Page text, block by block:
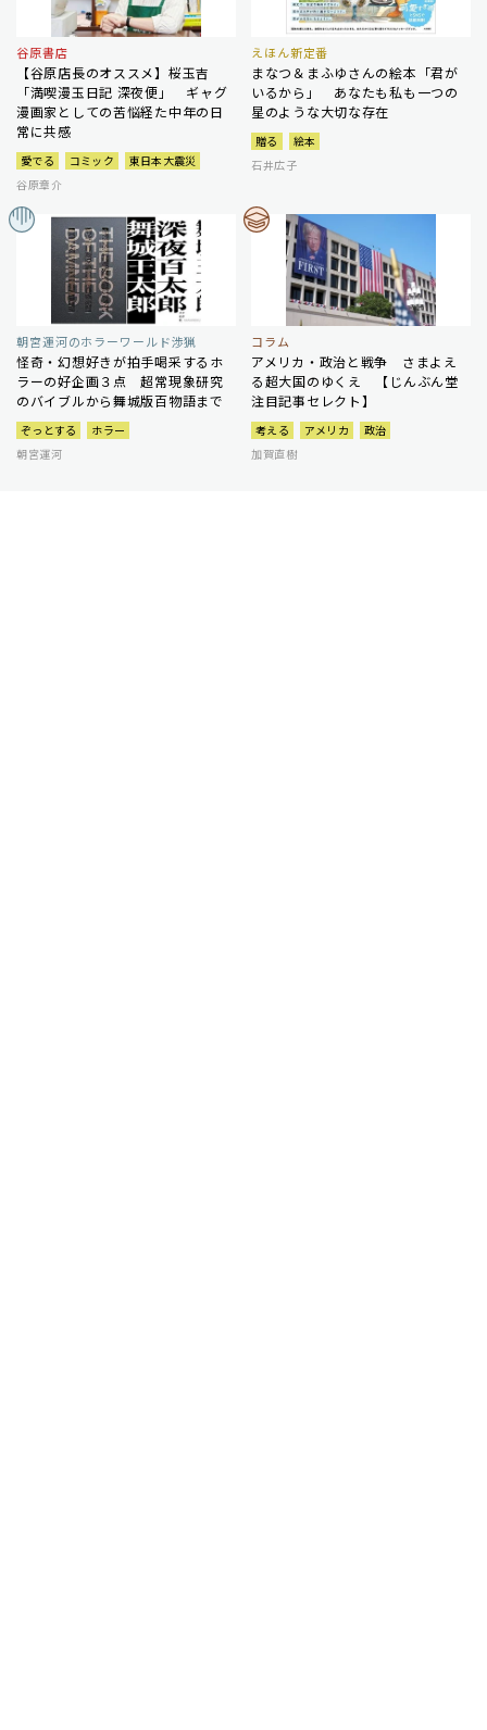
谷原書店
【谷原店長のオススメ】桜玉吉
「満喫漫玉日記 深夜便」 ギャグ
漫画家としての苦悩経た中年の日
常に共感
愛でる コミック
東日本大震災
谷原章介
えほん新定番
まなつ＆まふゆさんの絵本「君が
いるから」 あなたも私も一つの
星のような大切な存在
贈る
絵本
石井広子
朝宮運河のホラーワールド渉猟
怪奇・幻想好きが拍手喝采するホ
ラーの好企画３点 超常現象研究
のバイブルから舞城版百物語まで
ぞっとする
ホラー
朝宮運河
コラム
アメリカ・政治と戦争 さまよえ
る超大国のゆくえ 【じんぶん堂
注目記事セレクト】
考える アメリカ
政治
加賀直樹